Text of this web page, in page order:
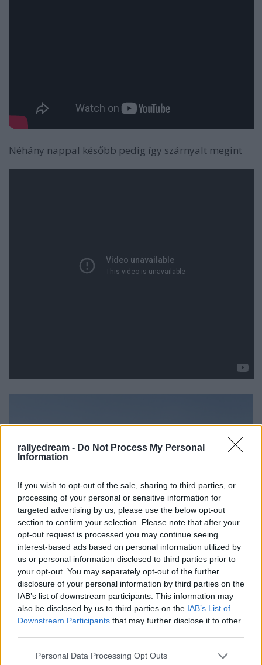
rallyedream - Do Not Process My Personal
Information
If you wish to opt-out of the sale, sharing to third parties, or
processing of your personal or sensitive information for
targeted advertising by us, please use the below opt-out
section to confirm your selection. Please note that after your
opt-out request is processed you may continue seeing
interest-based ads based on personal information utilized by
us or personal information disclosed to third parties prior to
your opt-out. You may separately opt-out of the further
disclosure of your personal information by third parties on the
IAB’s list of downstream participants. This information may
also be disclosed by us to third parties on the IAB’s List of
Downstream Participants that may further disclose it to other
Please note that this website/app uses one or more Google
Personal Data Processing Opt Outs
Néhány nappal később pedig így szárnyalt megint
Címkék:crash a csoport Dakar Dakar-rali Hummer Dakar